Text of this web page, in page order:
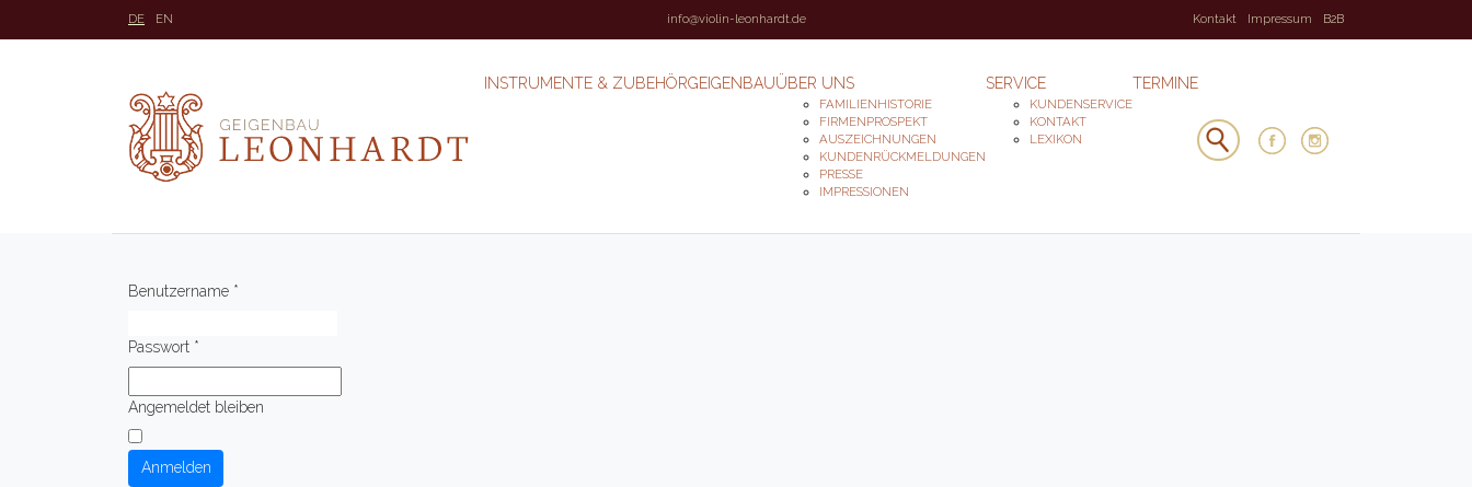
DE EN info@violin-leonhardt.de Kontakt Impressum B2B
INSTRUMENTE & ZUBEHÖRGEIGENBAUÜBER UNS
FAMILIENHISTORIE
FIRMENPROSPEKT
AUSZEICHNUNGEN
KUNDENRÜCKMELDUNGEN
PRESSE
IMPRESSIONEN
SERVICE
KUNDENSERVICE
KONTAKT
LEXIKON
TERMINE
Benutzername *
Passwort *
Angemeldet bleiben
Anmelden